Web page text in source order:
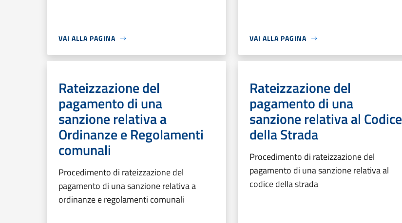
VAI ALLA PAGINA VAI ALLA PAGINA
Rateizzazione del
pagamento di una
sanzione relativa a
Ordinanze e Regolamenti
comunali
Procedimento di rateizzazione del
pagamento di una sanzione relativa a
ordinanze e regolamenti comunali
Rateizzazione del
pagamento di una
sanzione relativa al Codice
della Strada
Procedimento di rateizzazione del
pagamento di una sanzione relativa al
codice della strada